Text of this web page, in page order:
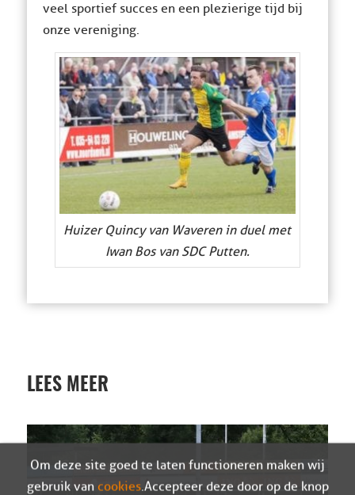
veel sportief succes en een plezierige tijd bij
onze vereniging.
Huizer Quincy van Waveren in duel met
Iwan Bos van SDC Putten.
LEES MEER
Om deze site goed te laten functioneren maken wij
gebruik van cookies. Accepteer deze door op de knop